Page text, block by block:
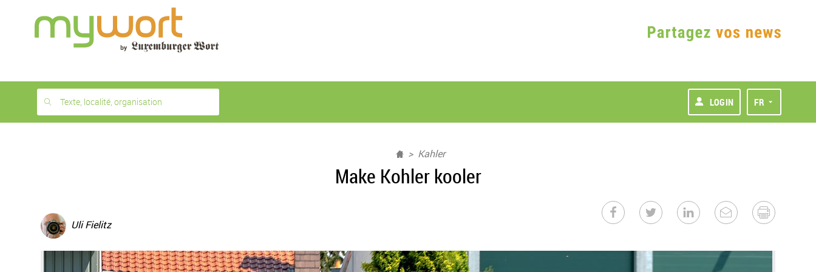
month
free
Texte, localité, organisation LOGIN FR
Kahler
Make Kohler kooler
Uli Fielitz